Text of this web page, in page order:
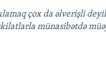
çox da əlverişli
münasibətdə